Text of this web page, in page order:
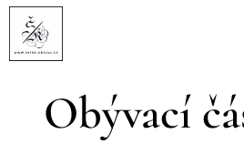
Obývací